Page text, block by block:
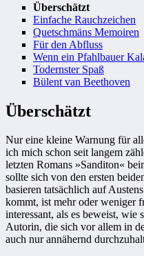
Überschätzt
Einfache Rauchzeichen
Quetschmäns Memoiren
Für den Abfluss
Wenn ein Pfahlbauer
Todernster Spaß
Bülent van Beethoven
Überschätzt
Nur eine kleine Warnung für
ich mich schon seit langem
letzten Romans »Sanditon«
sollte sich von den ersten
basieren tatsächlich auf
kommt, ist mehr oder weniger
interessant, als es beweist, wie
Autorin, die sich vor allem in
auch nur annähernd